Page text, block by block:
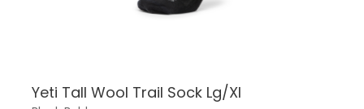
Yeti Tall Wool Trail Sock Lg/Xl